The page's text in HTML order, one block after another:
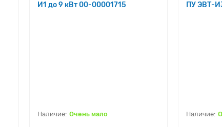
И1 до 9 кВт 00-00001715
Очень мало
ПУ ЭВТ-